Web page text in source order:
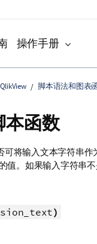
操作手册
脚本语法和图表
本函数
可将输入文本字符串作
值。如果输入字符串
)